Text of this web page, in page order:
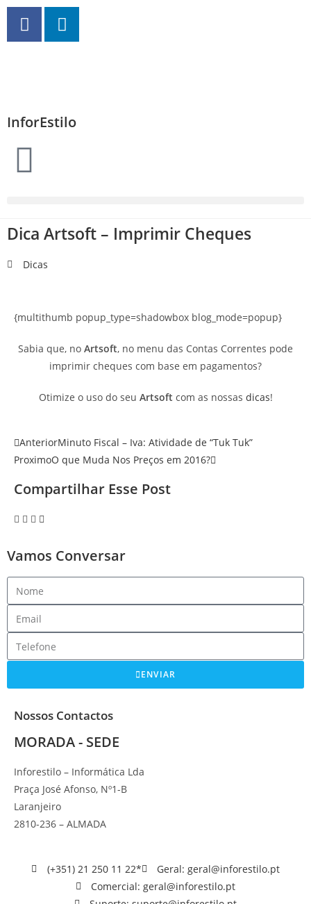
InforEstilo
Dica Artsoft – Imprimir Cheques
Dicas
{multithumb popup_type=shadowbox blog_mode=popup}
Sabia que, no Artsoft, no menu das Contas Correntes pode
imprimir cheques com base em pagamentos?
Otimize o uso do seu Artsoft com as nossas dicas!
AnteriorMinuto Fiscal – Iva: Atividade de “Tuk Tuk”
ProximoO que Muda Nos Preços em 2016?
Compartilhar Esse Post
Vamos Conversar
ENVIAR
Nossos Contactos
MORADA - SEDE
Inforestilo – Informática Lda
Praça José Afonso, Nº1-B
Laranjeiro
2810-236 – ALMADA
(+351) 21 250 11 22*
Geral: geral@inforestilo.pt
Comercial: geral@inforestilo.pt